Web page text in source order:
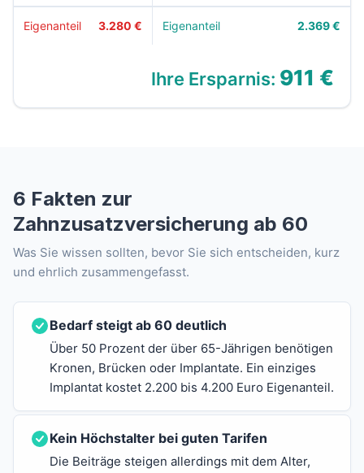
Eigenanteil 3.280 € Eigenanteil 2.369 €
Ihre Ersparnis: 911 €
6 Fakten zur
Zahnzusatzversicherung ab 60
Was Sie wissen sollten, bevor Sie sich entscheiden, kurz
und ehrlich zusammengefasst.
Bedarf steigt ab 60 deutlich
Über 50 Prozent der über 65-Jährigen benötigen
Kronen, Brücken oder Implantate. Ein einziges
Implantat kostet 2.200 bis 4.200 Euro Eigenanteil.
Kein Höchstalter bei guten Tarifen
Die Beiträge steigen allerdings mit dem Alter,